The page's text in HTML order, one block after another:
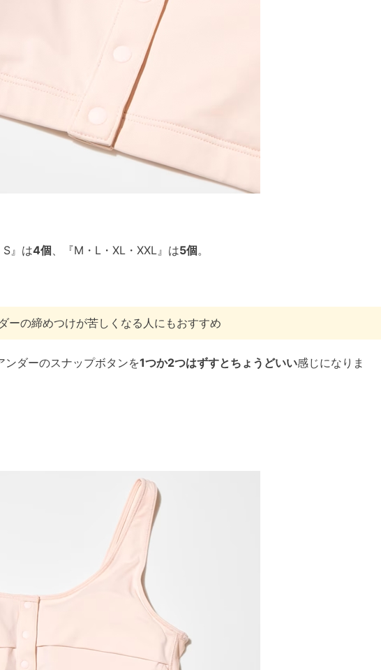
』は4個、『M・L・XL・XXL』は5個。
ーの締めつけが苦しくなる人にもおすすめ
ンダーのスナップボタンを1つか2つはずすとちょうどいい感じになりま